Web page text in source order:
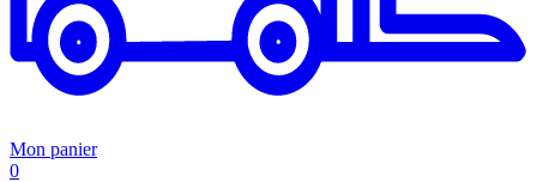
Mon panier
0